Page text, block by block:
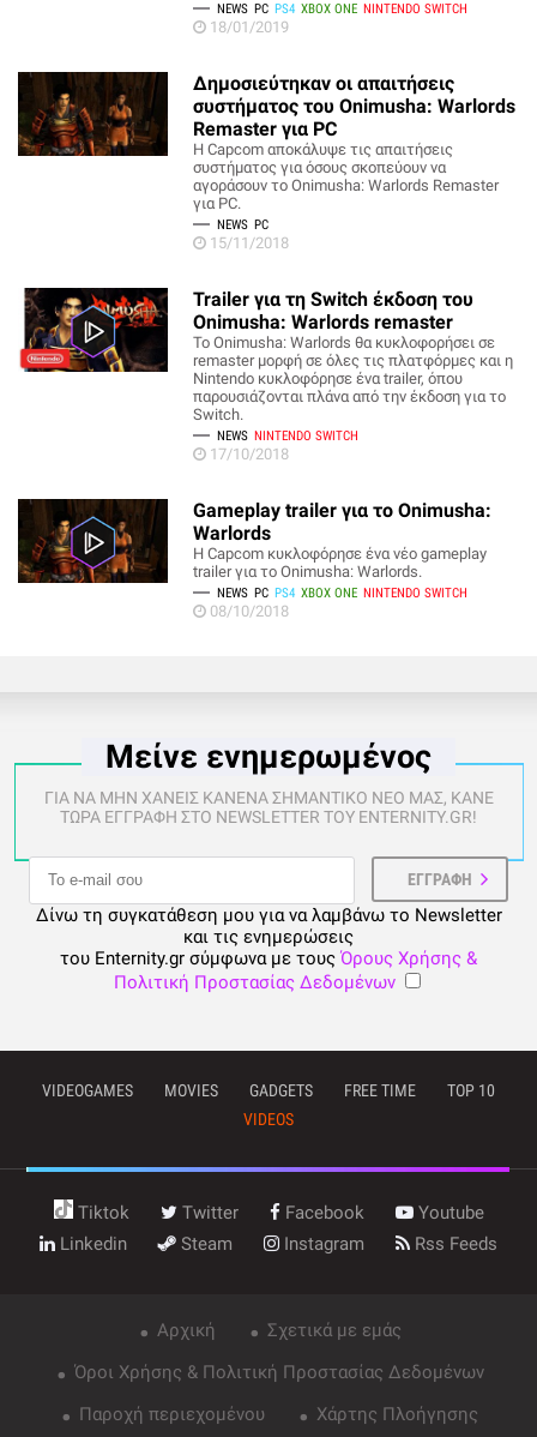
NEWS PC PS4 XBOX ONE NINTENDO SWITCH
18/01/2019
Δημοσιεύτηκαν οι απαιτήσεις
συστήματος του Onimusha: Warlords
Remaster για PC
H Capcom αποκάλυψε τις απαιτήσεις
συστήματος για όσους σκοπεύουν να
αγοράσουν το Onimusha: Warlords Remaster
για PC.
NEWS PC
15/11/2018
Trailer για τη Switch έκδοση του
Onimusha: Warlords remaster
To Onimusha: Warlords θα κυκλοφορήσει σε
remaster μορφή σε όλες τις πλατφόρμες και η
Nintendo κυκλοφόρησε ένα trailer, όπου
παρουσιάζονται πλάνα από την έκδοση για το
Switch.
NEWS NINTENDO SWITCH
17/10/2018
Gameplay trailer για το Onimusha:
Warlords
Η Capcom κυκλοφόρησε ένα νέο gameplay
trailer για το Onimusha: Warlords.
NEWS PC PS4 XBOX ONE NINTENDO SWITCH
08/10/2018
Μείνε ενημερωμένος
ΓΙΑ ΝΑ ΜΗΝ ΧΑΝΕΙΣ ΚΑΝΕΝΑ ΣΗΜΑΝΤΙΚΟ ΝΕΟ ΜΑΣ, ΚΑΝΕ
ΤΩΡΑ ΕΓΓΡΑΦΗ ΣΤΟ NEWSLETTER ΤΟΥ ENTERNITY.GR!
Δίνω τη συγκατάθεση μου για να λαμβάνω το Newsletter
και τις ενημερώσεις
του Enternity.gr σύμφωνα με τους Όρους Χρήσης &
Πολιτική Προστασίας Δεδομένων
VIDEOGAMES MOVIES GADGETS FREE TIME
TOP 10
VIDEOS
Tiktok Twitter Facebook
Youtube
Linkedin
Steam Instagram Rss Feeds
Αρχική
Σχετικά με εμάς
Όροι Χρήσης & Πολιτική Προστασίας Δεδομένων
Παροχή περιεχομένου
Χάρτης Πλοήγησης